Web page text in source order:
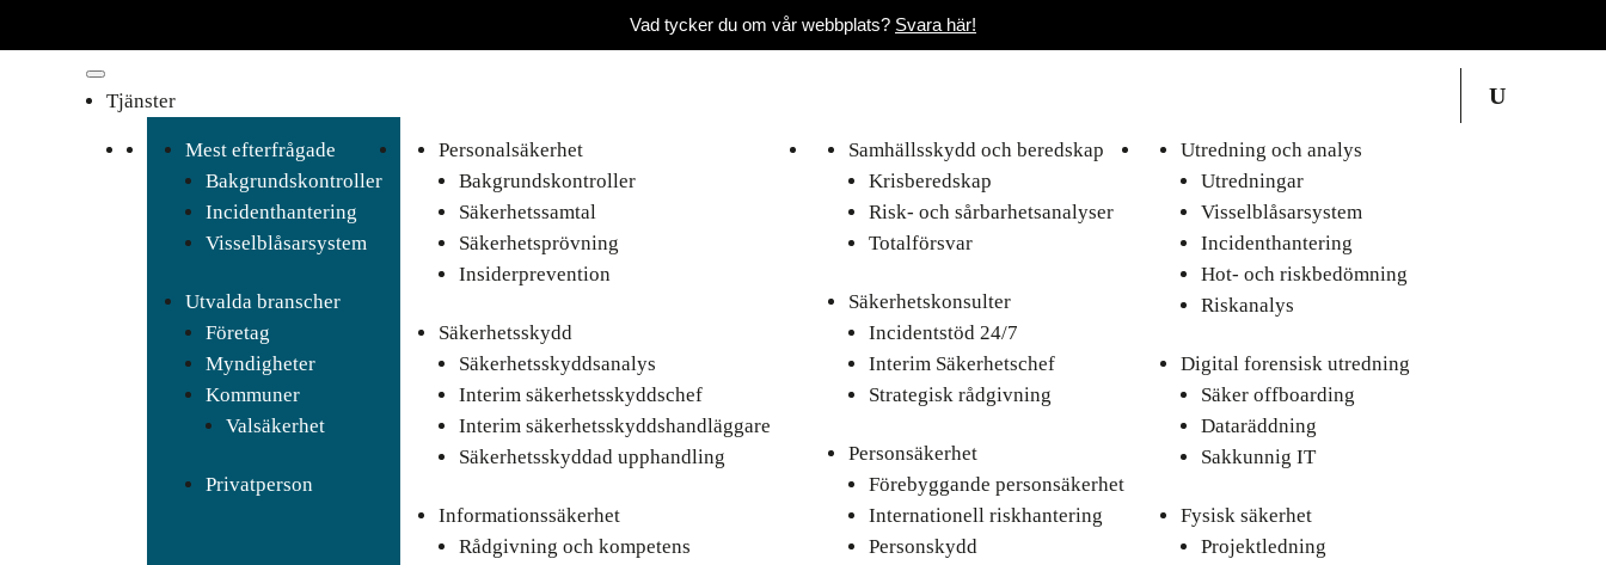
Vad tycker du om vår webbplats? Svara här!
Tjänster
Mest efterfrågade
Bakgrundskontroller
Incidenthantering
Visselblåsarsystem
Utvalda branscher
Företag
Myndigheter
Kommuner
Valsäkerhet
Privatperson
Personalsäkerhet
Bakgrundskontroller
Säkerhetssamtal
Säkerhetsprövning
Insiderprevention
Säkerhetsskydd
Säkerhetsskyddsanalys
Interim säkerhetsskyddschef
Interim säkerhetsskyddshandläggare
Säkerhetsskyddad upphandling
Informationssäkerhet
Rådgivning och kompetens
Samhällsskydd och beredskap
Krisberedskap
Risk- och sårbarhetsanalyser
Totalförsvar
Säkerhetskonsulter
Incidentstöd 24/7
Interim Säkerhetschef
Strategisk rådgivning
Personsäkerhet
Förebyggande personsäkerhet
Internationell riskhantering
Personskydd
Utredning och analys
Utredningar
Visselblåsarsystem
Incidenthantering
Hot- och riskbedömning
Riskanalys
Digital forensisk utredning
Säker offboarding
Dataräddning
Sakkunnig IT
Fysisk säkerhet
Projektledning